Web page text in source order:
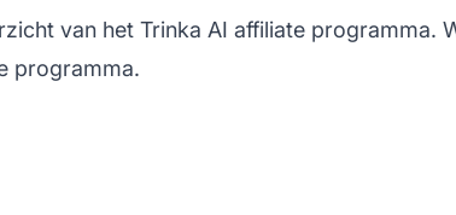
van het Trinka AI affiliate programma.
programma.